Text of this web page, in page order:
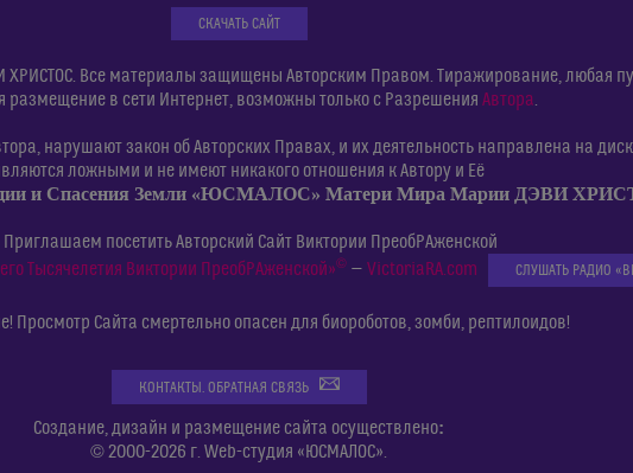
СКАЧАТЬ САЙТ
Все материалы защищены Авторским Правом. Тиражирование, любая
размещение в сети Интернет, возможны только с Разрешения Автора.
нарушают закон об Авторских Правах, и их деятельность направлена на
ложными и не имеют никакого отношения к Автору и Её
и Спасения Земли «ЮСМАЛОС» Матери Мира Марии ДЭВИ
Приглашаем посетить Авторский Сайт Виктории ПреобРАженской
Тысячелетия Виктории ПреобРАженской»© — VictoriaRA.com СЛУШАТЬ РАДИО
Просмотр Сайта смертельно опасен для биороботов, зомби, рептилоидов!
КОНТАКТЫ. ОБРАТНАЯ СВЯЗЬ
Создание, дизайн и размещение сайта осуществлено:
© 2000-2026 г. Web-студия «ЮСМАЛОС».